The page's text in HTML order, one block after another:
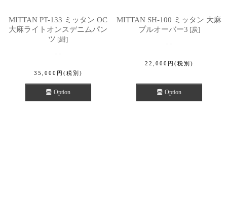
MITTAN PT-133 ミッタン OC
大麻ライトオンスデニムパン
ツ [紺]
35,000 円 (税別)
Option
MITTAN SH-100 ミッタン 大麻
プルオーバー3 [炭]
22,000 円 (税別)
Option